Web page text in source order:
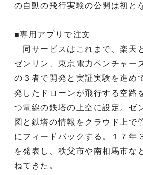
の自動の飛行実験の公開は初と
■専用アプリで注文
同サービスはこれまで、楽天
ゼンリン、東京電力ベンチャー
の３者で開発と実証実験を進め
発したドローンが飛行する空路
つ電線の鉄塔の上空に設定。ゼ
図と鉄塔の情報をクラウド上で
にフィードバックする。１７年
を発表し、秩父市や南相馬市な
ねてきた。